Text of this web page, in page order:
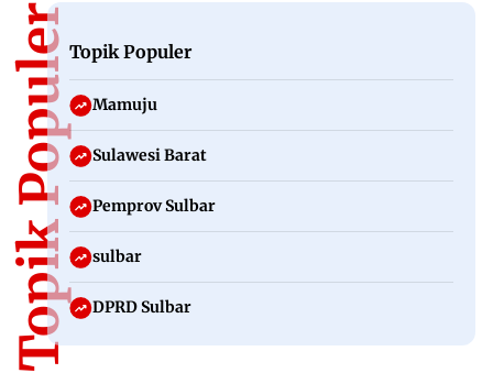
Topik PopulerTopik Populer
Mamuju
Sulawesi Barat
Pemprov Sulbar
sulbar
DPRD Sulbar